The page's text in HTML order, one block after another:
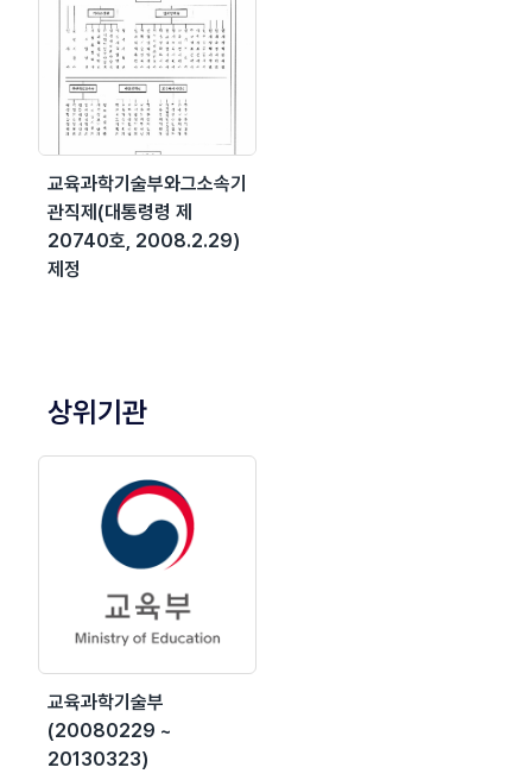
교육과학기술부와그소속기
관직제(대통령령 제
20740호, 2008.2.29)
제정
상위기관
교육과학기술부
(20080229 ~
20130323)